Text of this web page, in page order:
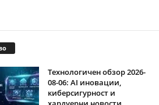
Технологичен обзор 2026-
08-06: AI иновации,
киберсигурност и